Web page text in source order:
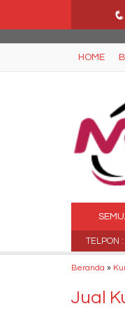
q
HOME
TELPON :
Beranda »
Jual